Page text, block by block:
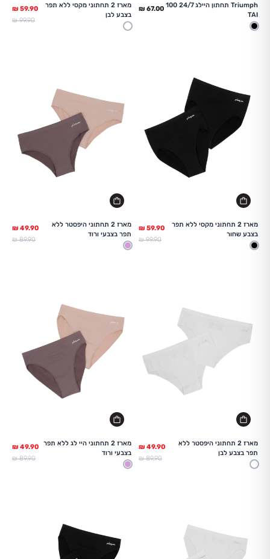
Triumph תחתון היילג 24/7 100
TAI
שחור
החל מ
מארז 2 תחתוני מקסי ללא תפר
בצבע לבן
לבן
מחיר מלא
99.90 ₪
מארז 2 תחתוני מקסי ללא תפר
בצבע שחור
שחור
מחיר מלא
99.90 ₪
מארז 2 תחתוני היפסטר ללא
תפר בצבעי ורוד
ורוד בהיר
מחיר מלא
89.90 ₪
מארז 2 תחתוני היפסטר ללא
תפר בצבע לבן
לבן
מחיר מלא
89.90 ₪
מארז 2 תחתוני היי לג ללא תפר
בצבעי ורוד
ורוד בהיר
מחיר מלא
89.90 ₪